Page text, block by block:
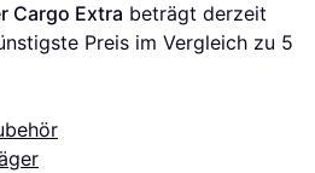
Cargo Extra
Preis im Vergleich zu 5